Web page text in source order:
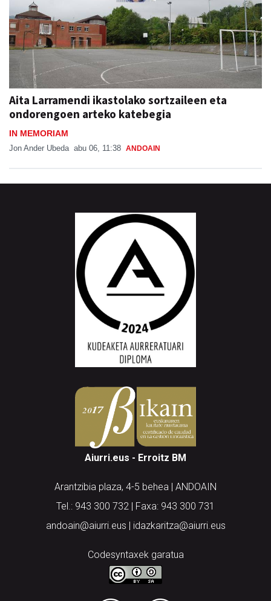
Aita Larramendi ikastolako sortzaileen eta
ondorengoen arteko katebegia
IN MEMORIAM
Jon Ander Ubeda abu 06, 11:38 ANDOAIN
Aiurri.eus - Erroitz BM
Arantzibia plaza, 4-5 behea | ANDOAIN
Tel.: 943 300 732 | Faxa: 943 300 731
andoain@aiurri.eus | idazkaritza@aiurri.eus
Codesyntaxek garatua